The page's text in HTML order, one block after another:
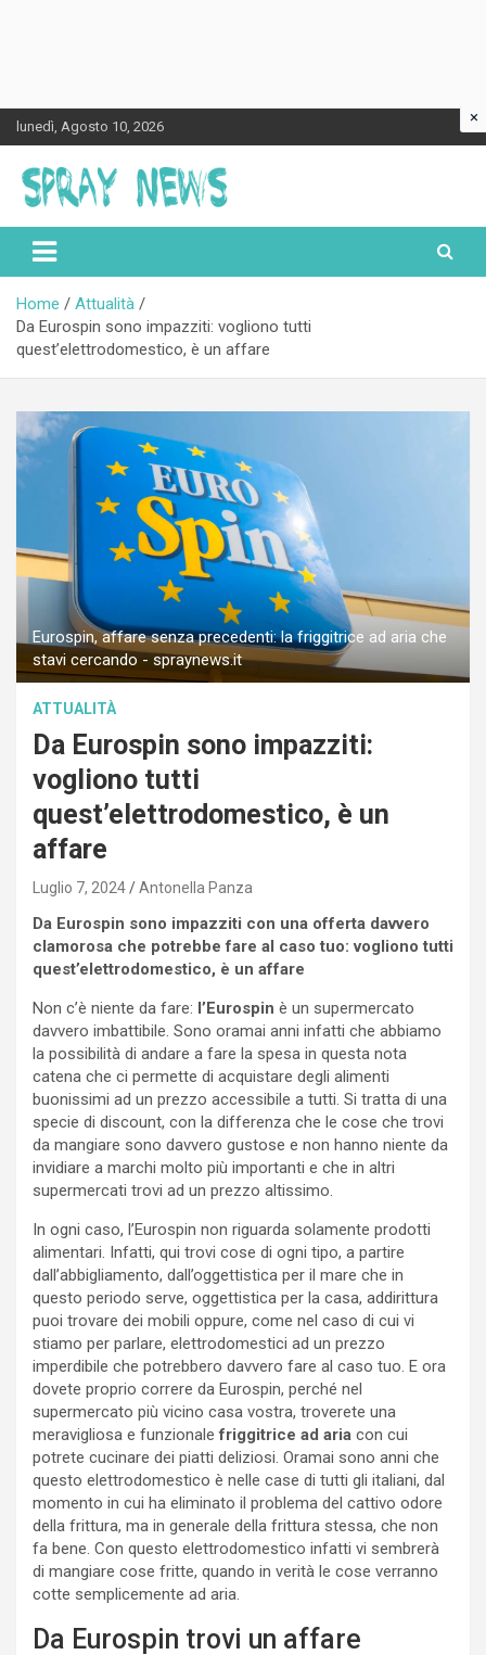
Skip
to
content
lunedì, Agosto 10, 2026
Spraynews.it
Home
Attualità
Da Eurospin sono impazziti: vogliono tutti
quest’elettrodomestico, è un affare
Eurospin, affare senza precedenti: la friggitrice ad aria che
stavi cercando - spraynews.it
ATTUALITÀ
Da Eurospin sono impazziti:
vogliono tutti
quest’elettrodomestico, è un
affare
Luglio 7, 2024 Antonella Panza
Da Eurospin sono impazziti con una offerta davvero
clamorosa che potrebbe fare al caso tuo: vogliono tutti
quest’elettrodomestico, è un affare
Non c’è niente da fare: l’Eurospin è un supermercato
davvero imbattibile. Sono oramai anni infatti che abbiamo
la possibilità di andare a fare la spesa in questa nota
catena che ci permette di acquistare degli alimenti
buonissimi ad un prezzo accessibile a tutti. Si tratta di una
specie di discount, con la differenza che le cose che trovi
da mangiare sono davvero gustose e non hanno niente da
invidiare a marchi molto più importanti e che in altri
supermercati trovi ad un prezzo altissimo.
In ogni caso, l’Eurospin non riguarda solamente prodotti
alimentari. Infatti, qui trovi cose di ogni tipo, a partire
dall’abbigliamento, dall’oggettistica per il mare che in
questo periodo serve, oggettistica per la casa, addirittura
puoi trovare dei mobili oppure, come nel caso di cui vi
stiamo per parlare, elettrodomestici ad un prezzo
imperdibile che potrebbero davvero fare al caso tuo. E ora
dovete proprio correre da Eurospin, perché nel
supermercato più vicino casa vostra, troverete una
meravigliosa e funzionalefriggitrice ad aria con cui
potrete cucinare dei piatti deliziosi. Oramai sono anni che
questo elettrodomestico è nelle case di tutti gli italiani, dal
momento in cui ha eliminato il problema del cattivo odore
della frittura, ma in generale della frittura stessa, che non
fa bene. Con questo elettrodomestico infatti vi sembrerà
di mangiare cose fritte, quando in verità le cose verranno
cotte semplicemente ad aria.
Da Eurospin trovi un affare
×